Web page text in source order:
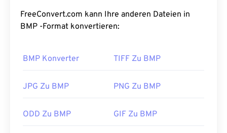
hauptsächlich für die digitale Veröffentlichung von
Fotos verwendet. Aufgrund der fehlenden
öffnen und wird häufig mit Microsoft-
FreeConvert.com kann Ihre anderen Dateien in
BMP -Format konvertieren:
BMP Konverter TIFF Zu BMP
JPG Zu BMP PNG Zu BMP
ODD Zu BMP GIF Zu BMP